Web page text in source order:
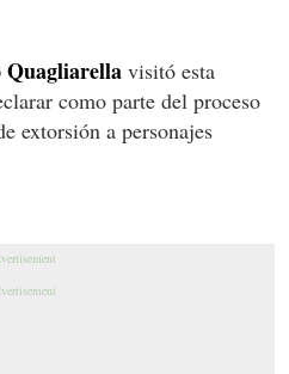
Quagliarella visitó esta
como parte del proceso
extorsión a personajes